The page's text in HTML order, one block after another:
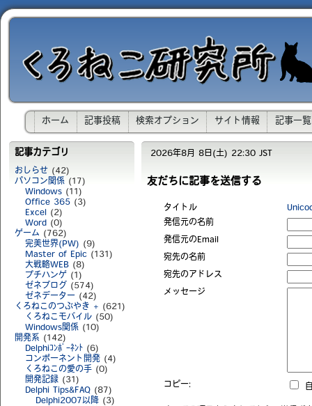
ホーム 記事投稿 検索オプション サイト情報 記事一覧
記事カテゴリ
おしらせ (42)
パソコン関係 (17)
Windows (11)
Office 365 (3)
Excel (2)
Word (0)
ゲーム (762)
完美世界(PW) (9)
Master of Epic (131)
大戦略WEB (8)
プチハンゲ (1)
ゼネブログ
(574)
ゼネデーター (42)
くろねこのつぶやき + (621)
くろねこモバイル (50)
Windows関係 (10)
開発系 (142)
Delphiｺﾝﾎﾟｰﾈﾝﾄ (6)
コンポーネント開発 (4)
くろねこの愛の手 (0)
開発記録 (31)
Delphi Tips&FAQ (87)
Delphi2007以降 (3)
2026年8月 8日(土) 22:30 JST
友だちに記事を送信する
タイトル
発信元の名前
発信元のEmail
宛先の名前
宛先のアドレス
メッセージ
コピー: